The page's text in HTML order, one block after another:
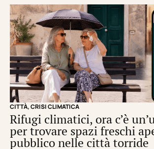
CITTÀ,CRISI CLIMATICA
Rifugi climatici, ora c’è
per trovare spazi freschi
pubblico nelle città torride